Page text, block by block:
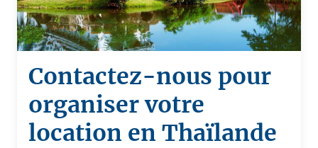
Contactez-nous pour
organiser votre
location en Thaïlande